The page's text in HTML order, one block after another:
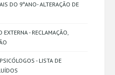
DO 9ºANO- ALTERAÇÃO DE
EXTERNA - RECLAMAÇÃO,
- LISTA DE